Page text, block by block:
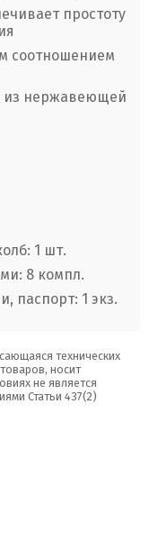
простоту
соотношением
из нержавеющей
1 шт.
8 компл.
паспорт: 1 экз.
технических
носит
не является
Статьи 437(2)